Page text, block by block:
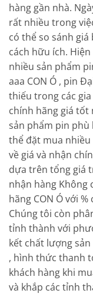
hàng gần nhà.
rất nhiều trong
có thể so sánh
cách hữu ích.
nhiều sản phẩm
aaa CON Ó , pin
thiếu trong các gia
chính hãng giá tốt
sản phẩm pin phù
thể đặt mua nhiều
về giá và nhận
dựa trên tổng giá
nhận hàng Không
hãng CON Ó với
Chúng tôi còn
tỉnh thành với
kết chất lượng
, hình thức thanh
khách hàng khi
và khắp các tỉnh